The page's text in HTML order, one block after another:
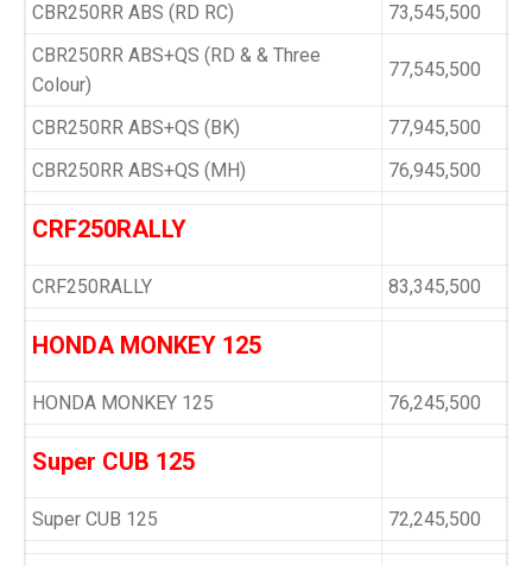
CBR250RR ABS (RD RC)
73,545,500
CBR250RR ABS+QS (RD & & Three
Colour)
77,545,500
CBR250RR ABS+QS (BK)
77,945,500
CBR250RR ABS+QS (MH)
76,945,500
CRF250RALLY
CRF250RALLY 83,345,500
HONDA MONKEY 125
HONDA MONKEY 125 76,245,500
Super CUB 125
Super CUB 125 72,245,500